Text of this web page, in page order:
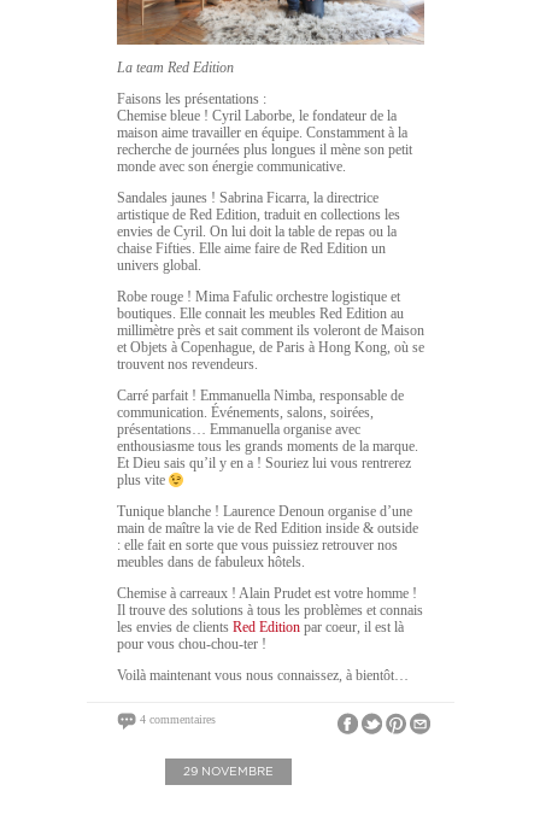
La team Red Edition
Faisons les présentations :
Chemise bleue ! Cyril Laborbe, le fondateur de la
maison aime travailler en équipe. Constamment à la
recherche de journées plus longues il mène son petit
monde avec son énergie communicative.
Sandales jaunes ! Sabrina Ficarra, la directrice
artistique de Red Edition, traduit en collections les
envies de Cyril. On lui doit la table de repas ou la
chaise Fifties. Elle aime faire de Red Edition un
univers global.
Robe rouge ! Mima Fafulic orchestre logistique et
boutiques. Elle connait les meubles Red Edition au
millimètre près et sait comment ils voleront de Maison
et Objets à Copenhague, de Paris à Hong Kong, où se
trouvent nos revendeurs.
Carré parfait ! Emmanuella Nimba, responsable de
communication. Événements, salons, soirées,
présentations… Emmanuella organise avec
enthousiasme tous les grands moments de la marque.
Et Dieu sais qu’il y en a ! Souriez lui vous rentrerez
plus vite
Tunique blanche ! Laurence Denoun organise d’une
main de maître la vie de Red Edition inside & outside
: elle fait en sorte que vous puissiez retrouver nos
meubles dans de fabuleux hôtels.
Chemise à carreaux ! Alain Prudet est votre homme !
Il trouve des solutions à tous les problèmes et connais
les envies de clients Red Editionpar coeur, il est là
pour vous chou-chou-ter !
Voilà maintenant vous nous connaissez, à bientôt…
4 commentaires
29 NOVEMBRE